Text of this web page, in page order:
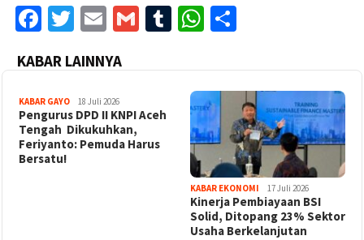
Facebook
Twitter
EmailGmailTumblrWhatsApp
KABAR LAINNYA
KABAR GAYO 18 Juli 2026
‎Pengurus DPD II KNPI Aceh
Tengah Dikukuhkan,
Feriyanto: Pemuda Harus
Bersatu!
KABAR EKONOMI 17 Juli 2026
Kinerja Pembiayaan BSI
Solid, Ditopang 23% Sektor
Usaha Berkelanjutan